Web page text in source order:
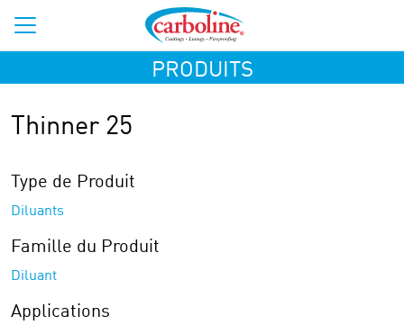
PRODUITS
Thinner 25
Type de Produit
Diluants
Famille du Produit
Diluant
Applications